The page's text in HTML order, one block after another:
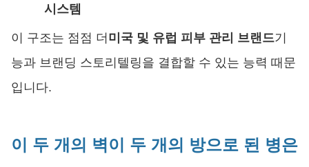
시스템
이 구조는 점점 더 미국 및 유럽 피부 관리 브랜드기
능과 브랜딩 스토리텔링을 결합할 수 있는 능력 때문
입니다.
이 두 개의 벽이 두 개의 방으로 된 병은